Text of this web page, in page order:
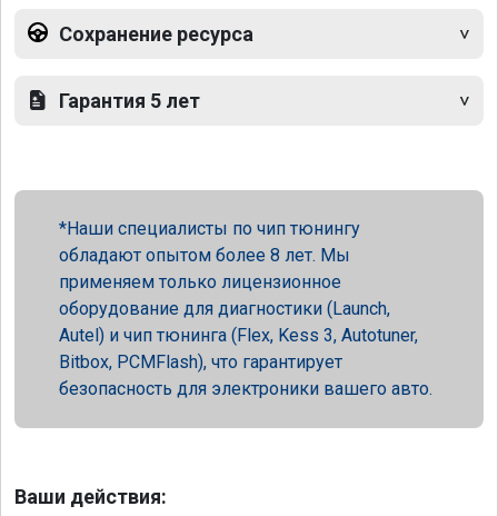
Сохранение ресурса
Гарантия 5 лет
Наши специалисты по чип тюнингу
обладают опытом более 8 лет. Мы
применяем только лицензионное
оборудование для диагностики (Launch,
Autel) и чип тюнинга (Flex, Kess 3, Autotuner,
Bitbox, PCMFlash), что гарантирует
безопасность для электроники вашего авто.
Ваши действия: